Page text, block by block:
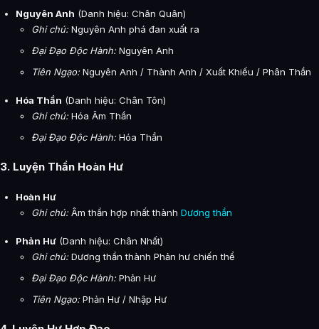
Nguyên Anh (Danh hiệu: Chân Quân)
Ghi chú:Nguyên Anh phá đan xuất ra
Đại Đạo Độc Hành:Nguyên Anh
Tiên Ngạo:Nguyên Anh / Thành Anh / Xuất Khiếu / Phân Thần
Hóa Thần (Danh hiệu: Chân Tôn)
Ghi chú:Hóa Âm Thần
Đại Đạo Độc Hành:Hóa Thần
3. Luyện Thần Hoàn Hư
Hoàn Hư
Ghi chú:Âm thần hợp nhất thành Dương thần
Phản Hư (Danh hiệu: Chân Nhất)
Ghi chú:Dương thần thành Phản hư chiến thể
Đại Đạo Độc Hành:Phản Hư
Tiên Ngạo:Phản Hư / Nhập Hư